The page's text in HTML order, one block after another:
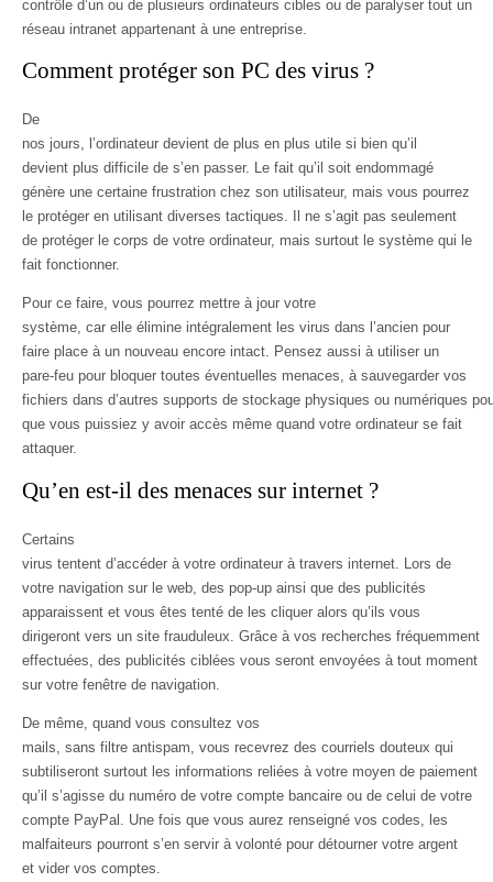
contrôle d’un ou de plusieurs ordinateurs cibles ou de paralyser tout un
réseau intranet appartenant à une entreprise.
Comment protéger son PC des virus ?
De
nos jours, l’ordinateur devient de plus en plus utile si bien qu’il
devient plus difficile de s’en passer. Le fait qu’il soit endommagé
génère une certaine frustration chez son utilisateur, mais vous pourrez
le protéger en utilisant diverses tactiques. Il ne s’agit pas seulement
de protéger le corps de votre ordinateur, mais surtout le système qui le
fait fonctionner.
Pour ce faire, vous pourrez mettre à jour votre
système, car elle élimine intégralement les virus dans l’ancien pour
faire place à un nouveau encore intact. Pensez aussi à utiliser un
pare-feu pour bloquer toutes éventuelles menaces, à sauvegarder vos
fichiers dans d’autres supports de stockage physiques ou numériques
que vous puissiez y avoir accès même quand votre ordinateur se fait
attaquer.
Qu’en est-il des menaces sur internet ?
Certains
virus tentent d’accéder à votre ordinateur à travers internet. Lors de
votre navigation sur le web, des pop-up ainsi que des publicités
apparaissent et vous êtes tenté de les cliquer alors qu’ils vous
dirigeront vers un site frauduleux. Grâce à vos recherches fréquemment
effectuées, des publicités ciblées vous seront envoyées à tout moment
sur votre fenêtre de navigation.
De même, quand vous consultez vos
mails, sans filtre antispam, vous recevrez des courriels douteux qui
subtiliseront surtout les informations reliées à votre moyen de paiement
qu’il s’agisse du numéro de votre compte bancaire ou de celui de votre
compte PayPal. Une fois que vous aurez renseigné vos codes, les
malfaiteurs pourront s’en servir à volonté pour détourner votre argent
et vider vos comptes.